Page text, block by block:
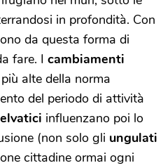
in profondità. Con
da questa forma di
fare. I cambiamenti
alte della norma
del periodo di attività
influenzano poi lo
(non solo gli ungulati
cittadine ormai ogni